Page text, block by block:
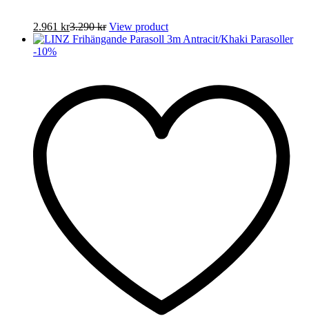
2.961 kr3.290kr View product
-10%